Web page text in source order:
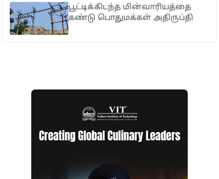
பூட்டிக்கிடந்த மின்வாரியத்தை
கண்டு பொதுமக்கள் அதிருப்தி